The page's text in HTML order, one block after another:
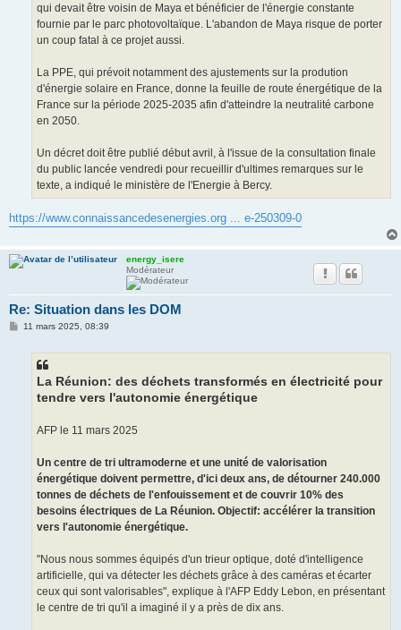
qui devait être voisin de Maya et bénéficier de l'énergie constante
fournie par le parc photovoltaïque. L'abandon de Maya risque de porter
un coup fatal à ce projet aussi.
La PPE, qui prévoit notamment des ajustements sur la prodution
d'énergie solaire en France, donne la feuille de route énergétique de la
France sur la période 2025-2035 afin d'atteindre la neutralité carbone
en 2050.
Un décret doit être publié début avril, à l'issue de la consultation finale
du public lancée vendredi pour recueillir d'ultimes remarques sur le
texte, a indiqué le ministère de l'Energie à Bercy.
https://www.connaissancedesenergies.org ... e-250309-0
energy_isere
Modérateur
Re: Situation dans les DOM
M11 mars 2025, 08:39
La Réunion: des déchets transformés en électricité pour
tendre vers l'autonomie énergétique
AFP le 11 mars 2025
Un centre de tri ultramoderne et une unité de valorisation
énergétique doivent permettre, d'ici deux ans, de détourner 240.000
tonnes de déchets de l'enfouissement et de couvrir 10% des
besoins électriques de La Réunion. Objectif: accélérer la transition
vers l'autonomie énergétique.
"Nous nous sommes équipés d'un trieur optique, doté d'intelligence
artificielle, qui va détecter les déchets grâce à des caméras et écarter
ceux qui sont valorisables", explique à l'AFP Eddy Lebon, en présentant
le centre de tri qu'il a imaginé il y a près de dix ans.